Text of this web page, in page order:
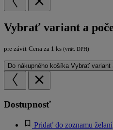
Vybrať variant a
pre závit Cena za 1 ks (vrát. DPH)
Do nákupného košíka Vybrať variant
Dostupnosť
Pridať do zoznamu želaní